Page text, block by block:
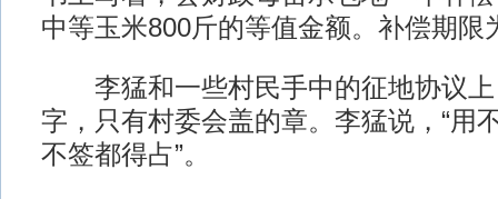
中等玉米800斤的等值金额。补偿期限
李猛和一些村民手中的征地协议上
字，只有村委会盖的章。李猛说，“用
不签都得占”。